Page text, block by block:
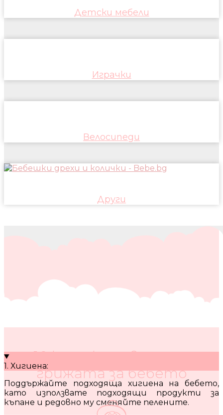
Детски мебели
Играчки
Велосипеди
Други
10 кратки съвета за
грижата за бебето
1. Хигиена:
Поддържайте подходяща хигиена на бебето,
като използвате подходящи продукти за
къпане и редовно му сменяйте пелените.